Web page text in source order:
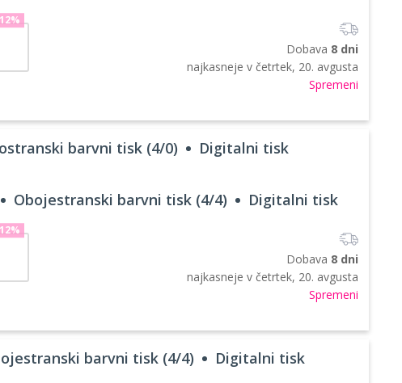
Dobava 8 dni
najkasneje v četrtek, 20. avgusta
Spremeni
barvni tisk (4/0) Digitalni tisk
Obojestranski barvni tisk (4/4) Digitalni tisk
Dobava 8 dni
najkasneje v četrtek, 20. avgusta
Spremeni
barvni tisk (4/4) Digitalni tisk